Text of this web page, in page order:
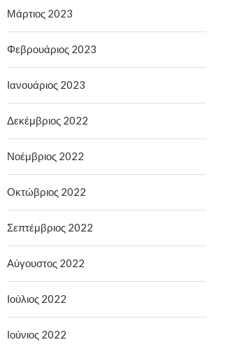
Μάρτιος 2023
Φεβρουάριος 2023
Ιανουάριος 2023
Δεκέμβριος 2022
Νοέμβριος 2022
Οκτώβριος 2022
Σεπτέμβριος 2022
Αύγουστος 2022
Ιούλιος 2022
Ιούνιος 2022